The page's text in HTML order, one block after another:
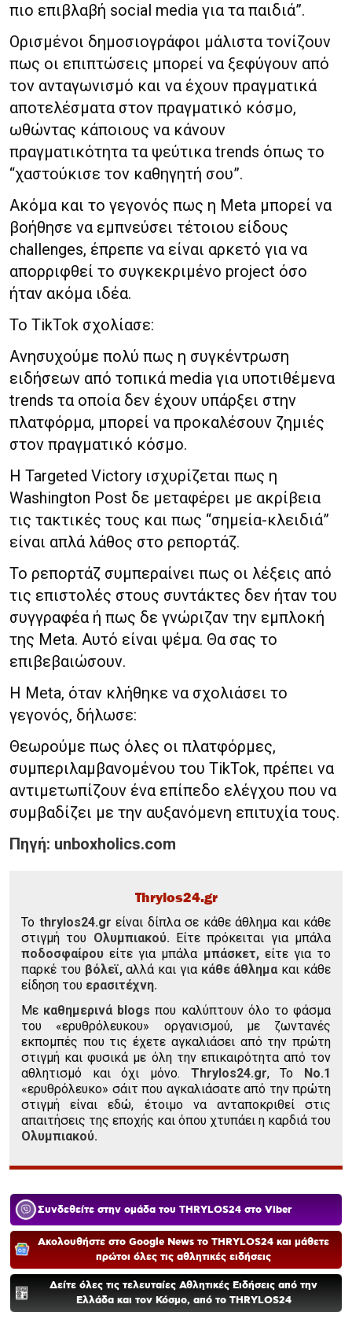
πιο επιβλαβή social media για τα παιδιά”.
Ορισμένοι δημοσιογράφοι μάλιστα τονίζουν
πως οι επιπτώσεις μπορεί να ξεφύγουν από
τον ανταγωνισμό και να έχουν πραγματικά
αποτελέσματα στον πραγματικό κόσμο,
ωθώντας κάποιους να κάνουν
πραγματικότητα τα ψεύτικα trends όπως το
“χαστούκισε τον καθηγητή σου”.
Ακόμα και το γεγονός πως η Meta μπορεί να
βοήθησε να εμπνεύσει τέτοιου είδους
challenges, έπρεπε να είναι αρκετό για να
απορριφθεί το συγκεκριμένο project όσο
ήταν ακόμα ιδέα.
Το TikTok σχολίασε:
Ανησυχούμε πολύ πως η συγκέντρωση
ειδήσεων από τοπικά media για υποτιθέμενα
trends τα οποία δεν έχουν υπάρξει στην
πλατφόρμα, μπορεί να προκαλέσουν ζημιές
στον πραγματικό κόσμο.
Η Targeted Victory ισχυρίζεται πως η
Washington Post δε μεταφέρει με ακρίβεια
τις τακτικές τους και πως “σημεία-κλειδιά”
είναι απλά λάθος στο ρεπορτάζ.
Το ρεπορτάζ συμπεραίνει πως οι λέξεις από
τις επιστολές στους συντάκτες δεν ήταν του
συγγραφέα ή πως δε γνώριζαν την εμπλοκή
της Meta. Αυτό είναι ψέμα. Θα σας το
επιβεβαιώσουν.
Η Meta, όταν κλήθηκε να σχολιάσει το
γεγονός, δήλωσε:
Θεωρούμε πως όλες οι πλατφόρμες,
συμπεριλαμβανομένου του TikTok, πρέπει να
αντιμετωπίζουν ένα επίπεδο ελέγχου που να
συμβαδίζει με την αυξανόμενη επιτυχία τους.
Πηγή: unboxholics.com
Thrylos24.gr
To thrylos24.gr είναι δίπλα σε κάθε άθλημα και κάθε
στιγμή του Ολυμπιακού. Είτε πρόκειται για μπάλα
ποδοσφαίρου είτε για μπάλα μπάσκετ,είτε για το
παρκέ του βόλεϊ,αλλά και για κάθε άθλημα και κάθε
είδηση του ερασιτέχνη.
Με καθημερινά blogs που καλύπτουν όλο το φάσμα
του «ερυθρόλευκου» οργανισμού, με ζωντανές
εκπομπές που τις έχετε αγκαλιάσει από την πρώτη
στιγμή και φυσικά με όλη την επικαιρότητα από τον
αθλητισμό και όχι μόνο. Thrylos24.gr, Το Νο.1
«ερυθρόλευκο» σάιτ που αγκαλιάσατε από την πρώτη
στιγμή είναι εδώ, έτοιμο να ανταποκριθεί στις
απαιτήσεις της εποχής και όπου χτυπάει η καρδιά του
Ολυμπιακού.
Συνδεθείτε στην ομάδα του THRYLOS24 στο Viber
Ακολουθήστε στο Google News το THRYLOS24 και μάθετε
πρώτοι όλες τις αθλητικές ειδήσεις
Δείτε όλες τις τελευταίες Αθλητικές Ειδήσεις από την
Ελλάδα και τον Κόσμο, από το THRYLOS24